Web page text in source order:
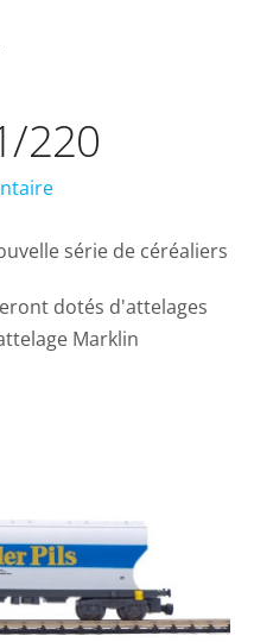
220
série de céréaliers
dotés d'attelages
Marklin